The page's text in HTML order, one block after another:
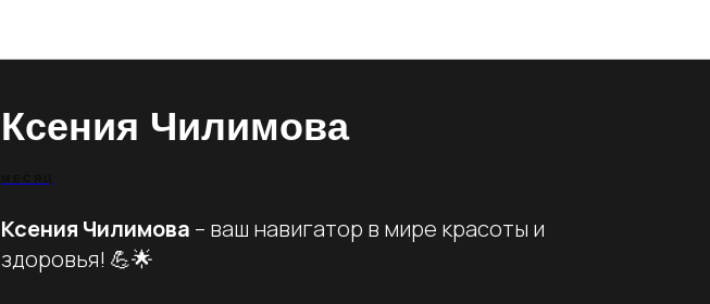
Ксения Чилимова
Ксения Чилимова – ваш навигатор в мире красоты и
здоровья! 💪🌟